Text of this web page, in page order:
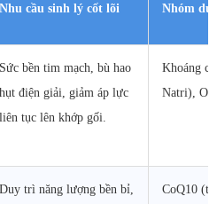
Nhu cầu sinh lý cốt lõi Nhóm
Sức bền tim mạch, bù hao
hụt điện giải, giảm áp lực
liên tục lên khớp gối.
Khoáng
Natri),
Duy trì năng lượng bền bỉ,
CoQ10